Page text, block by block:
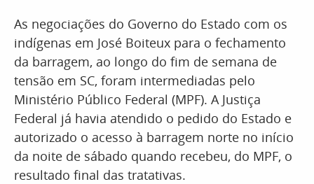
As negociações do Governo do Estado com os
indígenas em José Boiteux para o fechamento
da barragem, ao longo do fim de semana de
tensão em SC, foram intermediadas pelo
Ministério Público Federal (MPF). A Justiça
Federal já havia atendido o pedido do Estado e
autorizado o acesso à barragem norte no início
da noite de sábado quando recebeu, do MPF, o
resultado final das tratativas.